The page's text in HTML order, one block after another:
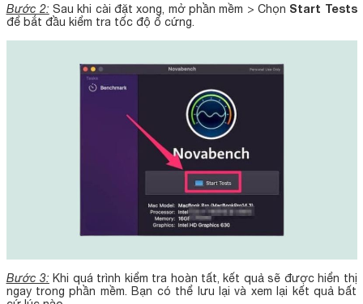
Bước 2:Sau khi cài đặt xong, mở phần mềm > Chọn Start Tests
để bắt đầu kiểm tra tốc độ ổ cứng.
Bước 3:Khi quá trình kiểm tra hoàn tất, kết quả sẽ được hiển thị
ngay trong phần mềm. Bạn có thể lưu lại và xem lại kết quả bất